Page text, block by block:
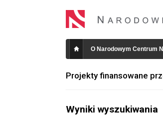
O Narodowym Centrum
Projekty finansowane
Wyniki wyszukiwania